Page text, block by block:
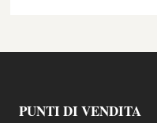
PUNTI DI VENDITA